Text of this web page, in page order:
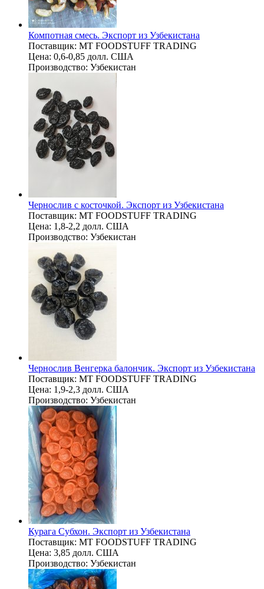
Компотная смесь. Экспорт из Узбекистана
Поставщик: MT FOODSTUFF TRADING
Цена: 0,6-0,85 долл. США
Производство: Узбекистан
Чернослив с косточкой. Экспорт из Узбекистана
Поставщик: MT FOODSTUFF TRADING
Цена: 1,8-2,2 долл. США
Производство: Узбекистан
Чернослив Венгерка балончик. Экспорт из Узбекистана
Поставщик: MT FOODSTUFF TRADING
Цена: 1,9-2,3 долл. США
Производство: Узбекистан
Курага Субхон. Экспорт из Узбекистана
Поставщик: MT FOODSTUFF TRADING
Цена: 3,85 долл. США
Производство: Узбекистан